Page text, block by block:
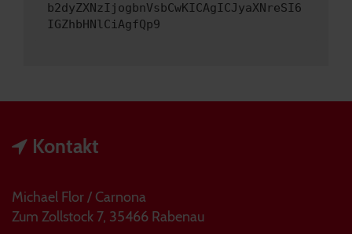
b2dyZXNzIjogbnVsbCwKICAgICJyaXNreSI6
IGZhbHNlCiAgfQp9
Kontakt
Michael Flor / Carnona
Zum Zollstock 7, 35466 Rabenau